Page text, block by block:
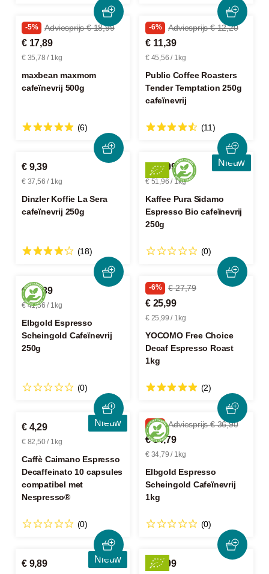
-5% Adviesprijs € 18,99
€ 17,89
€ 35,78 / 1kg
maxbean maxmom
cafeïnevrij 500g
(6)
-6% Adviesprijs € 12,20
€ 11,39
€ 45,56 / 1kg
Public Coffee Roasters
Tender Temptation 250g
cafeïnevrij
(11)
€ 9,39
€ 37,56 / 1kg
Dinzler Koffie La Sera
cafeïnevrij 250g
(18)
Nieuw
€ 12,99
€ 51,96 / 1kg
Kaffee Pura Sidamo
Espresso Bio cafeïnevrij
250g
(0)
€ 10,39
€ 41,56 / 1kg
Elbgold Espresso
Scheingold Cafeïnevrij
250g
(0)
-6% € 27,79
€ 25,99
€ 25,99 / 1kg
YOCOMO Free Choice
Decaf Espresso Roast
1kg
(2)
Nieuw
€ 4,29
€ 82,50 / 1kg
Caffè Caimano Espresso
Decaffeinato 10 capsules
compatibel met
Nespresso®
(0)
-5% Adviesprijs € 36,90
€ 34,79
€ 34,79 / 1kg
Elbgold Espresso
Scheingold Cafeïnevrij
1kg
(0)
Nieuw
€ 9,89 € 11,99